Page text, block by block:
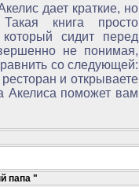
дает краткие, но
книга просто
сидит перед
не понимая,
со следующей:
и открываете
Акелиса поможет вам
папа "